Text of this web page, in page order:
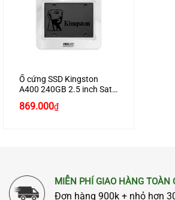
Ổ cứng SSD Kingston
A400 240GB 2.5 inch Sata
869.000₫
MIỄN PHÍ GIAO HÀNG TOÀN
Đơn hàng 900k + nhỏ hơn